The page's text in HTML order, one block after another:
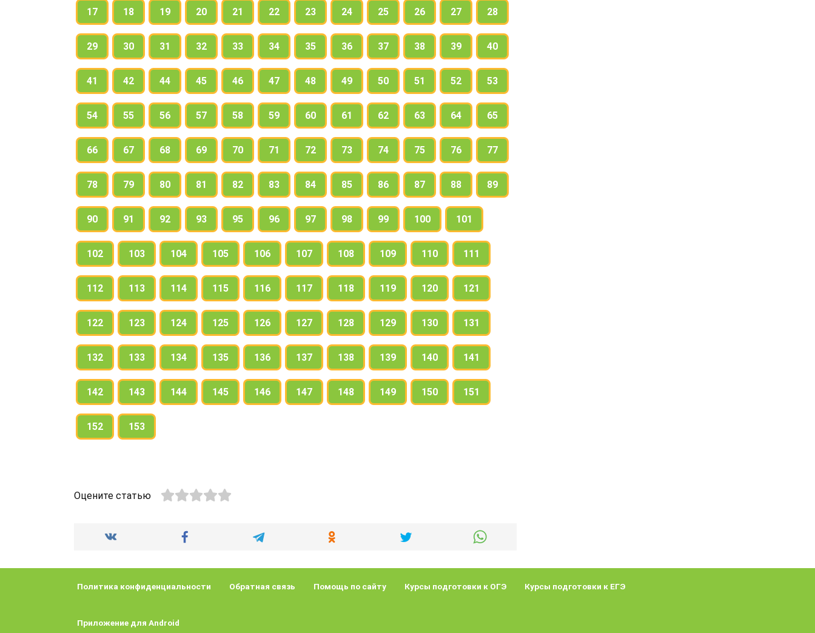
17 18 19 20 21 22 23 24 25 26 27 28
29 30 31 32 33 34 35 36 37 38 39 40
41 42 44 45 46 47 48 49 50 51 52 53
54 55 56 57 58 59 60 61 62 63 64 65
66 67 68 69 70 71 72 73 74 75 76 77
78 79 80 81 82 83 84 85 86 87 88 89
90 91 92 93 95 96 97 98 99 100 101
102 103 104 105 106 107 108 109 110 111
112 113 114 115 116 117 118 119 120 121
122 123 124 125 126 127 128 129 130 131
132 133 134 135 136 137 138 139 140 141
142 143 144 145 146 147 148 149 150 151
152 153
Оцените статью
Политика конфиденциальности Обратная связь Помощь по сайту Курсы подготовки к ОГЭ Курсы подготовки к ЕГЭ
Приложение для Android